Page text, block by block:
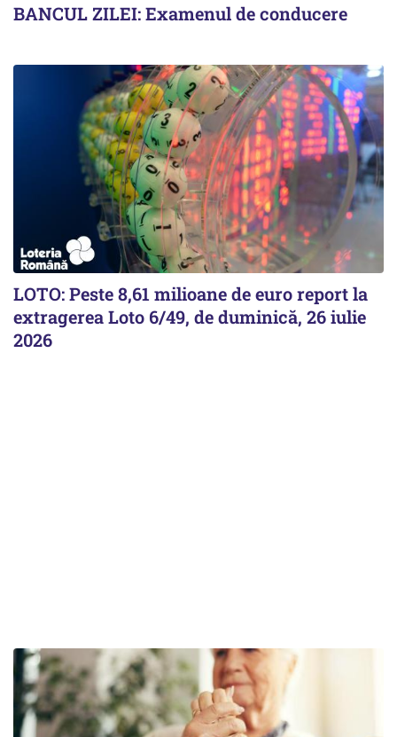
BANCUL ZILEI: Examenul de conducere
LOTO: Peste 8,61 milioane de euro report la
extragerea Loto 6/49, de duminică, 26 iulie
2026